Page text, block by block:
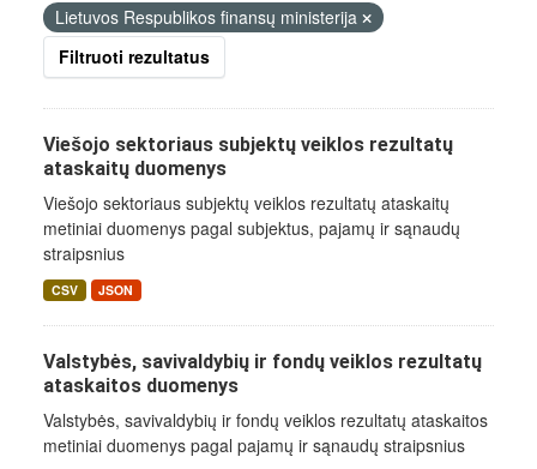
Lietuvos Respublikos finansų ministerija
Filtruoti rezultatus
Viešojo sektoriaus subjektų veiklos rezultatų
ataskaitų duomenys
Viešojo sektoriaus subjektų veiklos rezultatų ataskaitų
metiniai duomenys pagal subjektus, pajamų ir sąnaudų
straipsnius
CSV JSON
Valstybės, savivaldybių ir fondų veiklos rezultatų
ataskaitos duomenys
Valstybės, savivaldybių ir fondų veiklos rezultatų ataskaitos
metiniai duomenys pagal pajamų ir sąnaudų straipsnius